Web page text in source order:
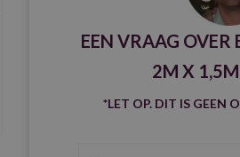
EEN VRAAG OVER
2M X
*LET OP. DIT IS GEEN